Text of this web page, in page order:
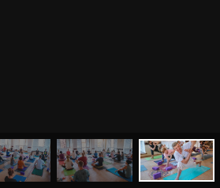
ЙОГА СЕМИНАРЫ МЕНЮ